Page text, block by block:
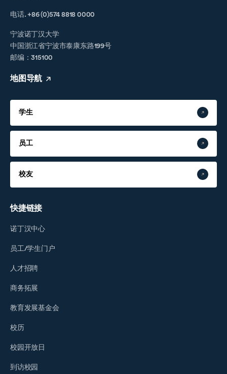
电话. +86 (0)574 8818 0000
宁波诺丁汉大学
中国浙江省宁波市泰康东路199号
邮编：315100
地图导航
学生
员工
校友
快捷链接
诺丁汉中心
员工/学生门户
人才招聘
商务拓展
教育发展基金会
校历
校园开放日
到访校园